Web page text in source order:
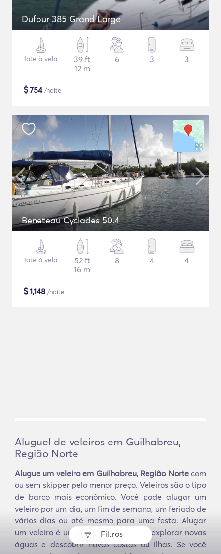
Filtros
Dufour 385 Grand Large
Iate à vela
39 ft
12 m
6 3 3
$754/noite
Beneteau Cyclades 50.4
Iate à vela
52 ft
16 m
8 4 4
$1,148 /noite
Aluguel de veleiros em Guilhabreu,
Região Norte
Alugue um veleiro em Guilhabreu, Região Nortecom
ou sem skipper pelo menor preço. Veleiros são o tipo
de barco mais econômico. Você pode alugar um
veleiro por um dia, um fim de semana, um feriado de
vários dias ou até mesmo para uma festa. Alugar
um veleiro é uma ótima maneira de explorar novas
águas e descobrir novas costas ou ilhas. Se você